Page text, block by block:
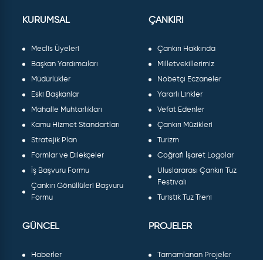
KURUMSAL
Meclis Üyeleri
Başkan Yardımcıları
Müdürlükler
Eski Başkanlar
Mahalle Muhtarlıkları
Kamu Hizmet Standartları
Stratejik Plan
Formlar ve Dilekçeler
İş Başvuru Formu
Çankırı Gönüllüleri Başvuru
Formu
ÇANKIRI
Çankırı Hakkında
Milletvekillerimiz
Nöbetçi Eczaneler
Yararlı Linkler
Vefat Edenler
Çankırı Müzikleri
Turizm
Coğrafi İşaret Logolar
Uluslararası Çankırı Tuz
Festivali
Turistik Tuz Treni
GÜNCEL
Haberler
PROJELER
Tamamlanan Projeler